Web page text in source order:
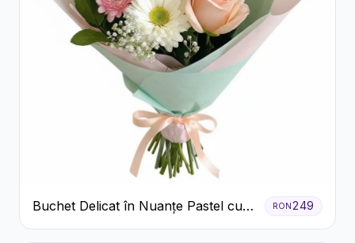
Buchet Delicat în Nuanțe Pastel cu
Trandafiri și Crizanteme Roz
RON249